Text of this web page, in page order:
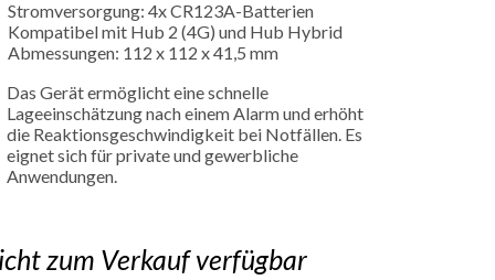
Stromversorgung: 4x CR123A-Batterien
Kompatibel mit Hub 2 (4G) und Hub Hybrid
Abmessungen: 112 x 112 x 41,5 mm
Das Gerät ermöglicht eine schnelle
Lageeinschätzung nach einem Alarm und erhöht
die Reaktionsgeschwindigkeit bei Notfällen. Es
eignet sich für private und gewerbliche
Anwendungen.
zum Verkauf verfügbar